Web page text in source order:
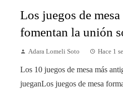
Los juegos de
fomentan la unión
Adara Lomeli Soto Hace 1
Los 10 juegos de mesa más
jueganLos juegos de mesa